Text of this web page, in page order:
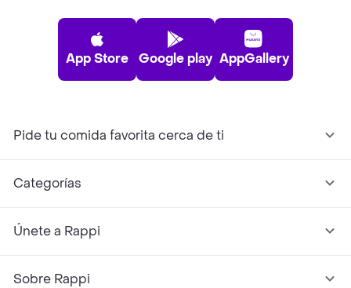
App Store Google play AppGallery
Pide tu comida favorita cerca de ti
Categorías
Únete a Rappi
Sobre Rappi